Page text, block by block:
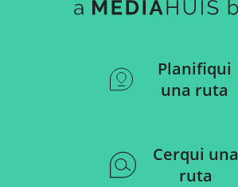
Planifiqui
una ruta
Cerqui una
ruta